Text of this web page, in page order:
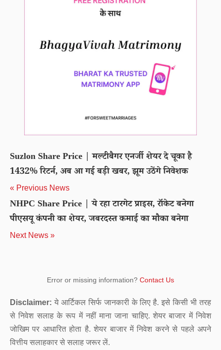
Suzlon Share Price | मल्टीबैगर एनर्जी शेयर दे चूका है
1432% रिटर्न, अब आ गई बड़ी खबर, झूम उठेंगे निवेशक
« Previous News
NHPC Share Price | ये रहा टारगेट प्राइस, रॉकेट बनेगा
पीएसयू कंपनी का शेयर, जबरदस्त कमाई का मौका बनेगा
Next News »
Error or missing information? Contact Us
Disclaimer: ये आर्टिकल सिर्फ जानकारी के लिए है. इसे किसी भी तरह
से निवेश सलाह के रूप में नहीं माना जाना चाहिए. शेयर बाजार में निवेश
जोखिम पर आधारित होता है. शेयर बाजार में निवेश करने से पहले अपने
वित्तीय सलाहकार से सलाह जरूर लें.